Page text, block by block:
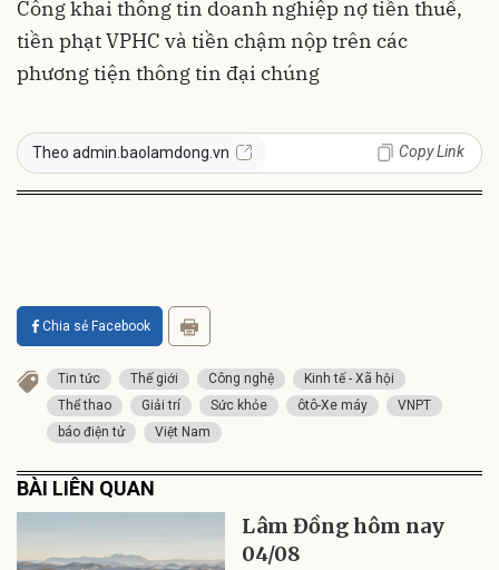
Công khai thông tin doanh nghiệp nợ tiền thuế,
tiền phạt VPHC và tiền chậm nộp trên các
phương tiện thông tin đại chúng
Theo admin.baolamdong.vn Copy Link
Chia sẻ Facebook
Tin tức Thế giới Công nghệ
Kinh tế - Xã hội
Thể thao
Giải trí Sức khỏe ôtô-Xe máy
VNPT
báo điện tử
Việt Nam
BÀI LIÊN QUAN
Lâm Đồng hôm nay
04/08